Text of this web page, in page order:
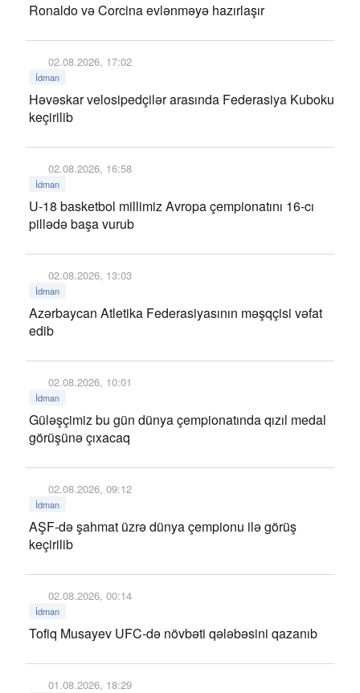
Ronaldo və Corcina evlənməyə hazırlaşır
02.08.2026, 17:02
İdman
Həvəskar velosipedçilər arasında Federasiya Kuboku
keçirilib
02.08.2026, 16:58
İdman
U-18 basketbol millimiz Avropa çempionatını 16-cı
pillədə başa vurub
02.08.2026, 13:03
İdman
Azərbaycan Atletika Federasiyasının məşqçisi vəfat
edib
02.08.2026, 10:01
İdman
Güləşçimiz bu gün dünya çempionatında qızıl medal
görüşünə çıxacaq
02.08.2026, 09:12
İdman
AŞF-də şahmat üzrə dünya çempionu ilə görüş
keçirilib
02.08.2026, 00:14
İdman
Tofiq Musayev UFC-də növbəti qələbəsini qazanıb
01.08.2026, 18:29